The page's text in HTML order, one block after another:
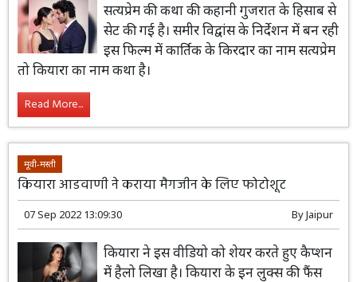
सत्यप्रेम की कथा की कहानी गुजरात के हिसाब से
सेट की गई है। समीर विद्वांस के निर्देशन में बन रही
इस फिल्म में कार्तिक के किरदार का नाम सत्यप्रेम
तो कियारा का नाम कथा है।
Read More...
मूवी-मस्ती
कियारा आडवाणी ने कराया मैगजीन के लिए फोटोशूट
07 Sep 2022 13:09:30 ByJaipur
कियारा ने इस वीडियो को शेयर करते हुए कैप्शन
में हैलो लिखा है। कियारा के इन लुक्स की फैंस